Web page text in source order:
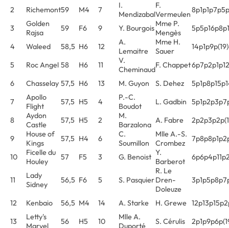
2
Richemont59 M4 7
I.
Mendizabal
F.
Vermeulen8p1p1p7p5p
3
Golden
Rajsa
59 F6 9 Y. BourgoisMme P.
Mengès
4
Waleed 58,5 H6 12
A.
Lemaitre
Mme H.
Sauer
5
Roc Angel 58 H6 11
V.
CheminaudF. Chappet
6
Chasselay 57,5 H6 13 M. Guyon S. Dehez
7
Apollo
Flight
57,5 H5 4
P.-C.
Boudot
L. Gadbin
8
Aydon
Castle
57,5 H5 2
M.
Barzalona A. Fabre
9
House of
Kings
57,5 H4 6
C.
Soumillon
Mlle A.-S.
Crombez
10
Ficelle du
Houley
57 F5 3 G. Benoist Y.
Barberot
11
Lady
Sidney
56,5 F6 5 S. Pasquier
R. Le
Dren-
Doleuze
12 Kenbaio 56,5 M4 14 A. Starke H. Grewe
13
Letty's
Marvel
56 H5 10
Mlle A.
Duporté
S. Cérulis